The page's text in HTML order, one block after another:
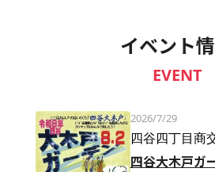
イベント
EVENT
2026/7/29
四谷四丁目商
四谷大木戸ガ